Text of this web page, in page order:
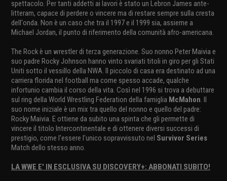
spettacolo. Per tanti addetti ai lavori è stato un Lebron James ante-
litteram, capace di perdere o vincere ma di restare sempre sulla cresta
dell'onda. Non è un caso che tra il 1997 e il 1999 sia, assieme a
Michael Jordan, il punto di riferimento della comunità afro-americana.
The Rock è un wrestler di terza generazione. Suo nonno Peter Maivia e
suo padre Rocky Johnson hanno vinto svariati titoli in giro per gli Stati
Uniti sotto il vessillo della NWA. Il piccolo di casa era destinato ad una
carriera florida nel football ma come spesso accade, qualche
infortunio cambia il corso della vita. Così nel 1996 si trova a debuttare
sul ring della World Wrestling Federation della famiglia McMahon. Il
suo nome iniziale è un mix tra quello del nonno e quello del padre:
Rocky Maivia. E ottiene da subito una spinta che gli permette di
vincere il titolo Intercontinentale e di ottenere diversi successi di
prestigio, come l'essere l'unico sopravvissuto nel Survivor Series
Match dello stesso anno.
LA WWE E' IN ESCLUSIVA SU DISCOVERY+: ABBONATI SUBITO!